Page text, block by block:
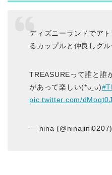
ディズニーランドでア
るカップルと仲良しグ
TREASUREって誰と誰
があって楽しい(*ᴗˬᴗ)
pic.twitter.com/
— nina (@ninajini0207)